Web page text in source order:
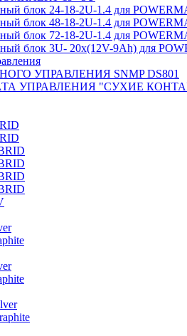
блок 24-18-2U-1.4 для
блок 48-18-2U-1.4 для
блок 72-18-2U-1.4 для
блок 3U- 20x(12V-9Ah) для
УПРАВЛЕНИЯ SNMP DS801
УПРАВЛЕНИЯ "СУХИЕ